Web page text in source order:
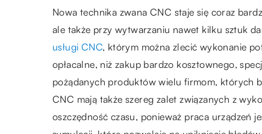
Nowa technika zwana CNC staje się coraz
ale także przy wytwarzaniu nawet kilku sztuk
usługi CNC, którym można zlecić wykonanie
opłacalne, niż zakup bardzo kosztownego,
pożądanych produktów wielu firmom, których
CNC mają także szereg zalet związanych z
oszczędność czasu, ponieważ praca urządzeń